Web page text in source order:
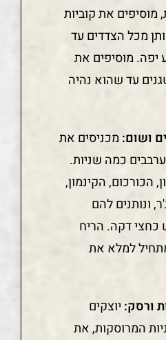
מוסיפים את קוביות
מכל הצדדים עד
יפה. מוסיפים את
עד שהוא נהיה
ושום: מכניסים את
כמה שניות.
הכורכום, הקינמון,
ונותנים להם
דקה. הריח
למלא את
ורסק: יוצקים
המרוסקות, את